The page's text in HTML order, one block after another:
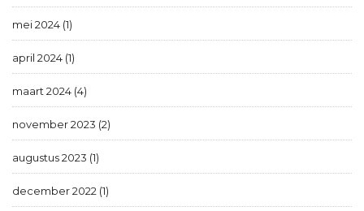
mei 2024 (1)
april 2024 (1)
maart 2024 (4)
november 2023 (2)
augustus 2023 (1)
december 2022 (1)